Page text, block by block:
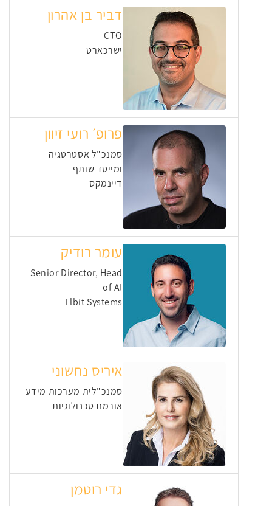
דביר בן אהרון
CTO
ישרכארט
פרופ׳ רועי זיוון
סמנכ"ל אסטרטגיה
ומייסד שותף
דיינמקס
עומר רודיק
Senior Director, Head
of AI
Elbit Systems
איריס נחשוני
סמנכ"לית מערכות מידע
אורמת טכנולוגיות
גדי רוטמן